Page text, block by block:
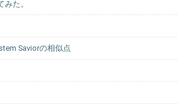
た。
Saviorの相似点